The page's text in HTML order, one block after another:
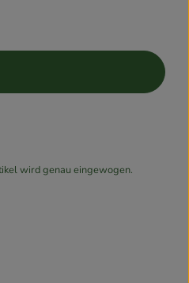
Warenkorb hinzufügen
wird genau eingewogen.